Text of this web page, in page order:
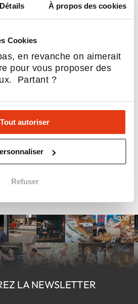
Détails À propos des cookies
Cookies
en revanche on aimerait
pour vous proposer des
Partant ?
Tout autoriser
Refuser
LA NEWSLETTER